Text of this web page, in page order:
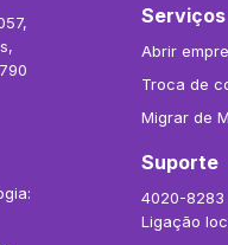
Serviços
Abrir
Troca de
Migrar de
Suporte
4020-8283
Ligação